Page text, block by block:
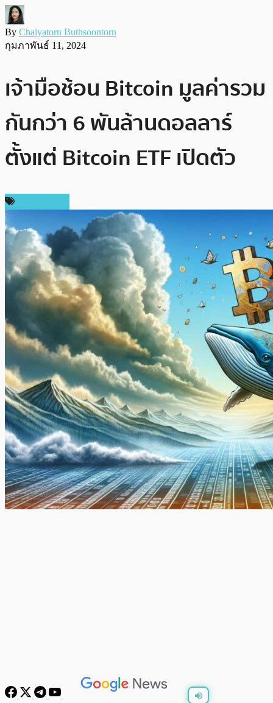
By Chaiyatorn Buthsoontorn
กุมภาพันธ์ 11, 2024
เจ้ามือช้อน Bitcoin มูลค่ารวม
กันกว่า 6 พันล้านดอลลาร์
ตั้งแต่ Bitcoin ETF เปิดตัว